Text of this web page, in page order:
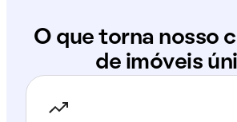
O que torna nosso
de imóveis